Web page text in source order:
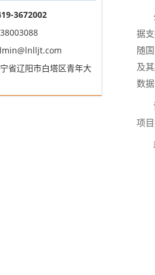
公
据
随
及
数据
该
项
利
3672002
省辽阳市白塔区青年大